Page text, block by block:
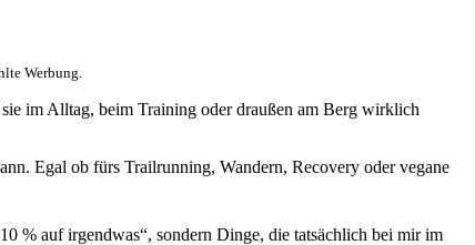
Werbung.
im Alltag, beim Training oder draußen am Berg wirklich
Egal ob fürs Trailrunning, Wandern, Recovery oder vegane
% auf irgendwas“, sondern Dinge, die tatsächlich bei mir im